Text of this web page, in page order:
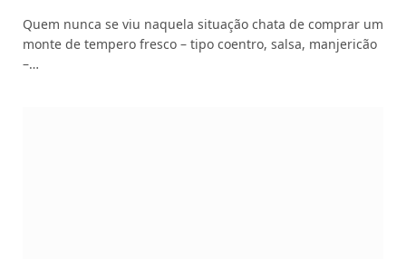
Quem nunca se viu naquela situação chata de comprar um
monte de tempero fresco – tipo coentro, salsa, manjericão
–…